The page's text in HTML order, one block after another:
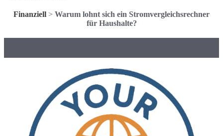
Finanziell > Warum lohnt sich ein Stromvergleichsrechner
für Haushalte?